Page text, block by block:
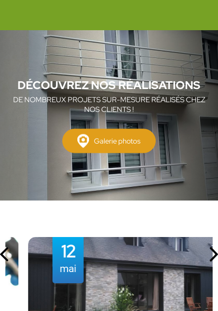
DÉCOUVREZ NOS RÉALISATIONS
DE NOMBREUX PROJETS SUR-MESURE RÉALISÉS CHEZ
NOS CLIENTS !
Galerie photos
12
mai